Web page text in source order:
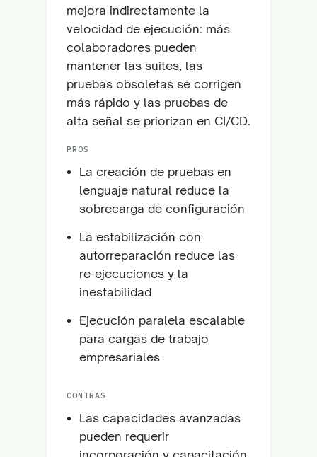
mejora indirectamente la
velocidad de ejecución: más
colaboradores pueden
mantener las suites, las
pruebas obsoletas se corrigen
más rápido y las pruebas de
alta señal se priorizan en CI/CD.
PROS
La creación de pruebas en
lenguaje natural reduce la
sobrecarga de configuración
La estabilización con
autorreparación reduce las
re-ejecuciones y la
inestabilidad
Ejecución paralela escalable
para cargas de trabajo
empresariales
CONTRAS
Las capacidades avanzadas
pueden requerir